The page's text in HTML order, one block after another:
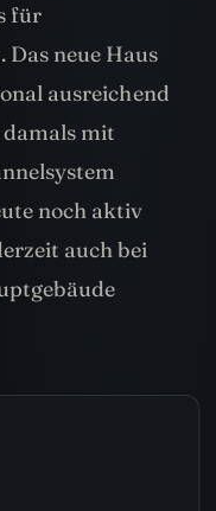
für
neue Haus
ausreichend
mit
noch aktiv
auch bei